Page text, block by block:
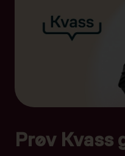
Prøv Kvass